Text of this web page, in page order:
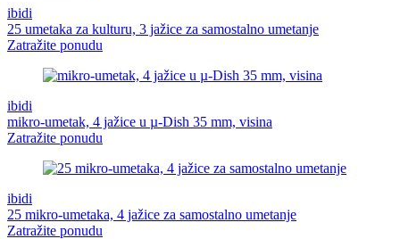
ibidi
25 umetaka za kulturu, 3 jažice za samostalno umetanje
Zatražite ponudu
ibidi
mikro-umetak, 4 jažice u µ-Dish 35 mm, visina
Zatražite ponudu
ibidi
25 mikro-umetaka, 4 jažice za samostalno umetanje
Zatražite ponudu